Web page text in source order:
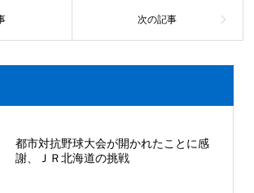
都市対抗野球大会が開かれたことに感
謝、ＪＲ北海道の挑戦